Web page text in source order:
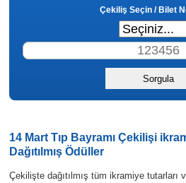
Çekiliş Seçin / Bilet
14 Mart Tıp Bayramı Çekilişi
Dağıtılmış Ödüller
Çekilişte dağıtılmış tüm ikramiye tutarları